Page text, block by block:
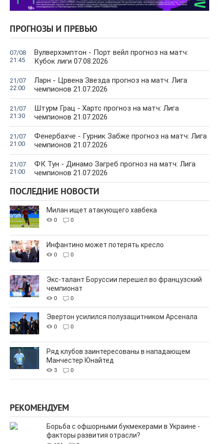
ПРОГНОЗЫ И ПРЕВЬЮ
07/08
21:45
Вулверхэмптон - Порт вейл прогноз на матч:
Кубок лиги 07.08.2026
21/07
22:00
Ларн - Црвена Звезда прогноз на матч: Лига
чемпионов 21.07.2026
21/07
21:30
Штурм Грац - Хартс прогноз на матч: Лига
чемпионов 21.07.2026
21/07
21:00
Фенербахче - Гурник Забже прогноз на матч: Лига
чемпионов 21.07.2026
21/07
21:00
ФК Тун - Динамо Загреб прогноз на матч: Лига
чемпионов 21.07.2026
ПОСЛЕДНИЕ НОВОСТИ
Милан ищет атакующего хавбека
0 0
Инфантино может потерять кресло
0 0
Экс-талант Боруссии перешел во французский
чемпионат
0 0
Эвертон усилился полузащитником Арсенала
0 0
Ряд клубов заинтересованы в нападающем
Манчестер Юнайтед
3 0
РЕКОМЕНДУЕМ
Борьба с офшорными букмекерами в Украине -
факторы развития отрасли?